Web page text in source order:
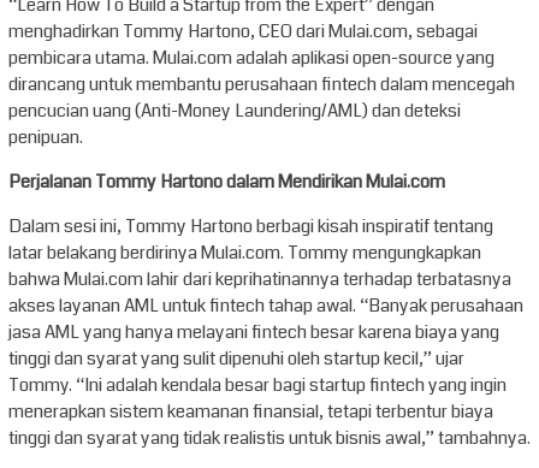
menghadirkan Tommy Hartono, CEO dari Mulai.com, sebagai
pembicara utama. Mulai.com adalah aplikasi open-source yang
dirancang untuk membantu perusahaan fintech dalam mencegah
pencucian uang (Anti-Money Laundering/AML) dan deteksi
penipuan.
Perjalanan Tommy Hartono dalam Mendirikan Mulai.com
Dalam sesi ini, Tommy Hartono berbagi kisah inspiratif tentang
latar belakang berdirinya Mulai.com. Tommy mengungkapkan
bahwa Mulai.com lahir dari keprihatinannya terhadap terbatasnya
akses layanan AML untuk fintech tahap awal. “Banyak perusahaan
jasa AML yang hanya melayani fintech besar karena biaya yang
tinggi dan syarat yang sulit dipenuhi oleh startup kecil,” ujar
Tommy. “Ini adalah kendala besar bagi startup fintech yang ingin
menerapkan sistem keamanan finansial, tetapi terbentur biaya
tinggi dan syarat yang tidak realistis untuk bisnis awal,” tambahnya.